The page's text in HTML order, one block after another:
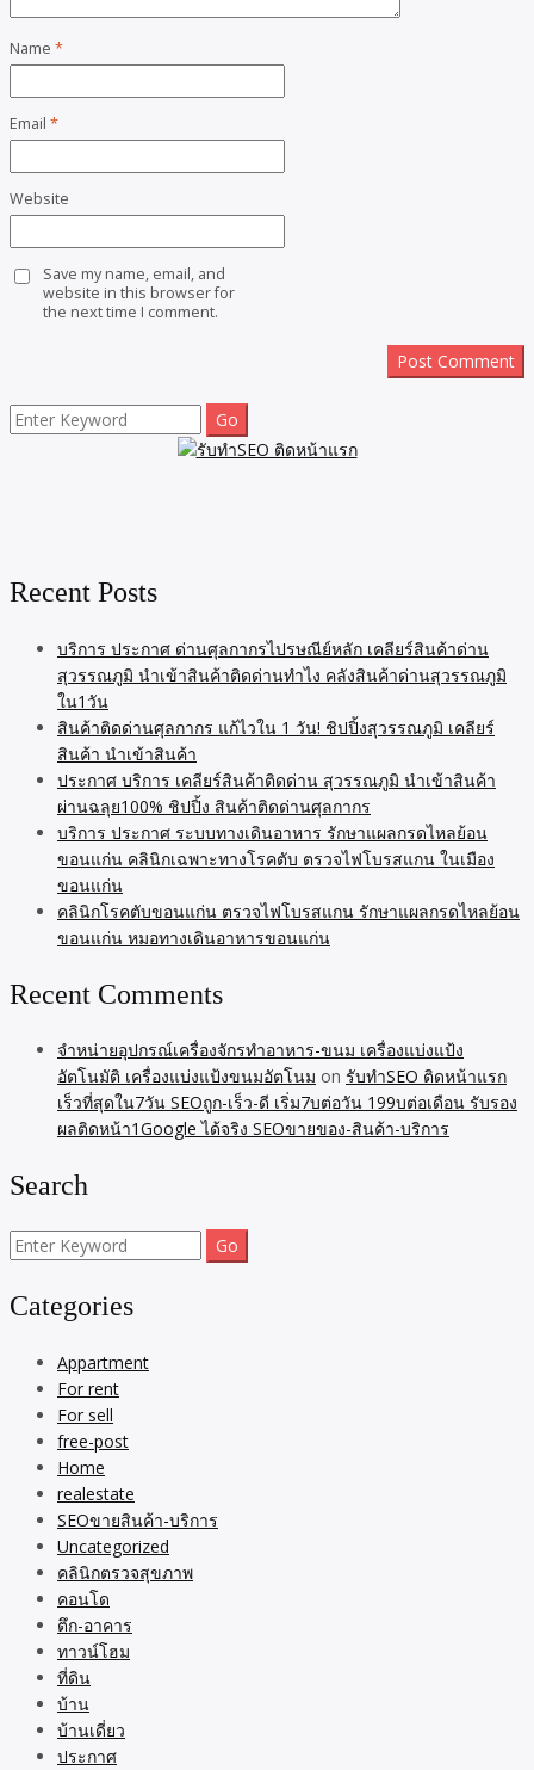
Name *
Email *
Website
Save my name, email, and
website in this browser for
the next time I comment.
Search
for:
Recent Posts
บริการ ประกาศ ด่านศุลกากรไปรษณีย์หลัก เคลียร์สินค้าด่าน
สุวรรณภูมิ นำเข้าสินค้าติดด่านทำไง คลังสินค้าด่านสุวรรณภูมิ
ใน1วัน
สินค้าติดด่านศุลกากร แก้ไวใน 1 วัน! ชิปปิ้งสุวรรณภูมิ เคลียร์
สินค้า นำเข้าสินค้า
ประกาศ บริการ เคลียร์สินค้าติดด่าน สุวรรณภูมิ นำเข้าสินค้า
ผ่านฉลุย100% ชิปปิ้ง สินค้าติดด่านศุลกากร
บริการ ประกาศ ระบบทางเดินอาหาร รักษาแผลกรดไหลย้อน
ขอนแก่น คลินิกเฉพาะทางโรคตับ ตรวจไฟโบรสแกน ในเมือง
ขอนแก่น
คลินิกโรคตับขอนแก่น ตรวจไฟโบรสแกน รักษาแผลกรดไหลย้อน
ขอนแก่น หมอทางเดินอาหารขอนแก่น
Recent Comments
จำหน่ายอุปกรณ์เครื่องจักรทำอาหาร-ขนม เครื่องแบ่งแป้ง
อัตโนมัติ เครื่องแบ่งแป้งขนมอัตโนม on รับทำSEO ติดหน้าแรก
เร็วที่สุดใน7วัน SEOถูก-เร็ว-ดี เริ่ม7บต่อวัน 199บต่อเดือน รับรอง
ผลติดหน้า1Google ได้จริง SEOขายของ-สินค้า-บริการ
Search
Search
for:
Categories
Appartment
For rent
For sell
free-post
Home
realestate
SEOขายสินค้า-บริการ
Uncategorized
คลินิกตรวจสุขภาพ
คอนโด
ตึก-อาคาร
ทาวน์โฮม
ที่ดิน
บ้าน
บ้านเดี่ยว
ประกาศ